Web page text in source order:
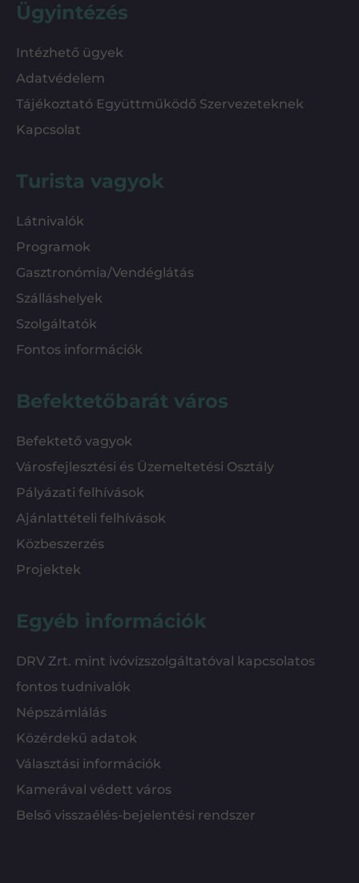
Ügyintézés
Intézhető ügyek
Adatvédelem
Tájékoztató Együttműködő Szervezeteknek
Kapcsolat
Turista vagyok
Látnivalók
Programok
Gasztronómia/Vendéglátás
Szálláshelyek
Szolgáltatók
Fontos információk
Befektetőbarát város
Befektető vagyok
Városfejlesztési és Üzemeltetési Osztály
Pályázati felhívások
Ajánlattételi felhívások
Közbeszerzés
Projektek
Egyéb információk
DRV Zrt. mint ivóvízszolgáltatóval kapcsolatos
fontos tudnivalók
Népszámlálás
Közérdekű adatok
Választási információk
Kamerával védett város
Belső visszaélés-bejelentési rendszer